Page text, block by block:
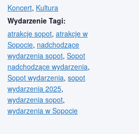
Koncert, Kultura
Wydarzenie Tagi:
atrakcje sopot, atrakcje w
Sopocie, nadchodzące
wydarzenia sopot, Sopot
nadchodzące wydarzenia,
Sopot wydarzenia, sopot
wydarzenia 2025,
wydarzenia sopot,
wydarzenia w Sopocie